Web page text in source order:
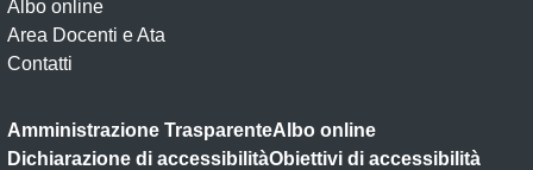
Albo online
Area Docenti e Ata
Contatti
Amministrazione TrasparenteAlbo online
Dichiarazione di accessibilitàObiettivi di accessibilità